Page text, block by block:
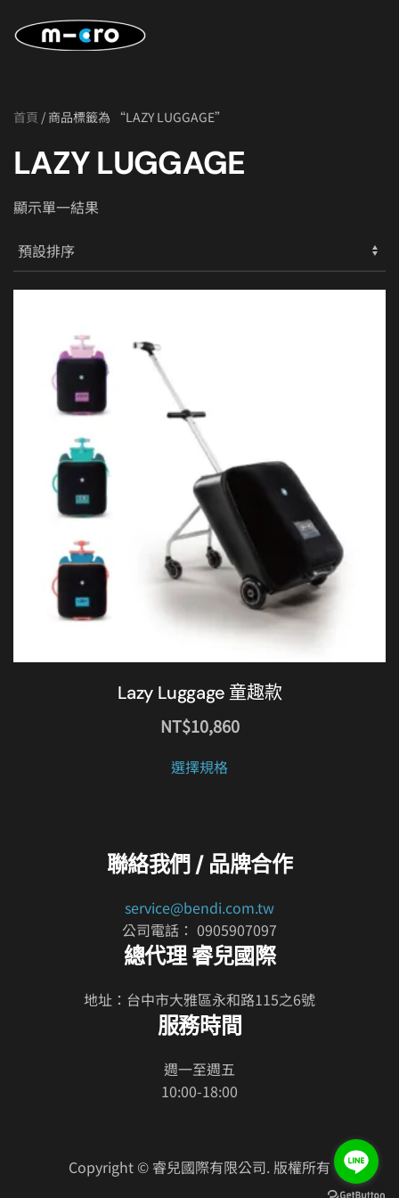
Skip to main content
首頁 / 商品標籤為 “LAZY LUGGAGE”
LAZY LUGGAGE
顯示單一結果
Lazy Luggage 童趣款
NT$10,860
選擇規格產
種
款
式。
可
在
產
品
頁
面
選
擇
選
聯絡我們 / 品牌合作
service@bendi.com.tw
公司電話： 0905907097
總代理 睿兒國際
地址：台中市大雅區永和路115之6號
服務時間
週一至週五
10:00-18:00
Copyright © 睿兒國際有限公司. 版權所有